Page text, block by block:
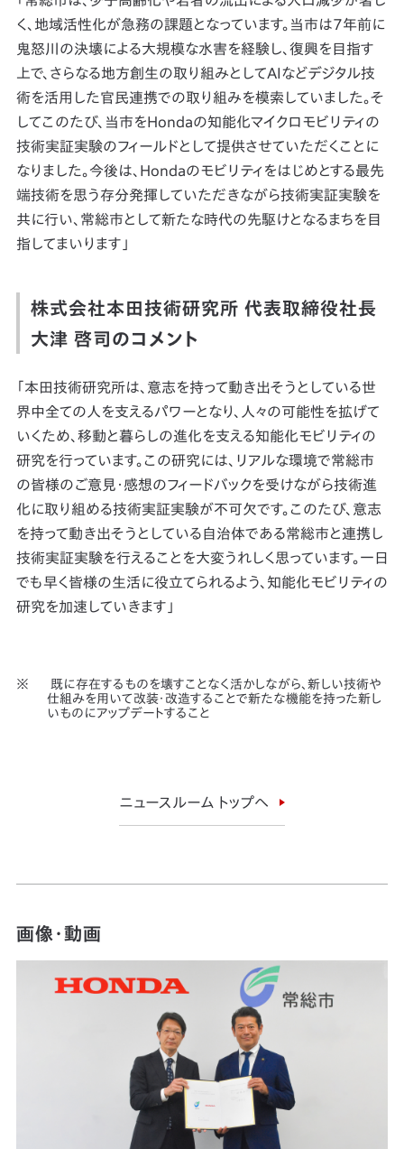
く、地域活性化が急務の課題となっています。当市は7年前に
鬼怒川の決壊による大規模な水害を経験し、復興を目指す
上で、さらなる地方創生の取り組みとしてAIなどデジタル技
術を活用した官民連携での取り組みを模索していました。そ
してこのたび、当市をHondaの知能化マイクロモビリティの
技術実証実験のフィールドとして提供させていただくことに
なりました。今後は、Hondaのモビリティをはじめとする最先
端技術を思う存分発揮していただきながら技術実証実験を
共に行い、常総市として新たな時代の先駆けとなるまちを目
指してまいります」
株式会社本田技術研究所 代表取締役社長
大津 啓司のコメント
「本田技術研究所は、意志を持って動き出そうとしている世
界中全ての人を支えるパワーとなり、人々の可能性を拡げて
いくため、移動と暮らしの進化を支える知能化モビリティの
研究を行っています。この研究には、リアルな環境で常総市
の皆様のご意見・感想のフィードバックを受けながら技術進
化に取り組める技術実証実験が不可欠です。このたび、意志
を持って動き出そうとしている自治体である常総市と連携し
技術実証実験を行えることを大変うれしく思っています。一日
でも早く皆様の生活に役立てられるよう、知能化モビリティの
研究を加速していきます」
既に存在するものを壊すことなく活かしながら、新しい技術や
仕組みを用いて改装・改造することで新たな機能を持った新し
いものにアップデートすること
ニュースルーム トップへ
画像・動画